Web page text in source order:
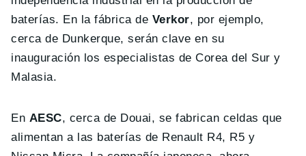
baterías. En la fábrica de Verkor, por ejemplo,
cerca de Dunkerque, serán clave en su
inauguración los especialistas de Corea del Sur y
Malasia.
En AESC, cerca de Douai, se fabrican celdas que
alimentan a las baterías de Renault R4, R5 y